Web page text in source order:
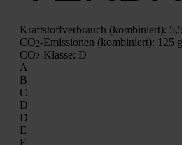
Kraft­stoff­ver­brauch (kom­bi­niert):
CO2-Emis­sio­nen (kom­bi­niert): 125
CO2-Klas­se: D
A
B
C
D
D
E
F